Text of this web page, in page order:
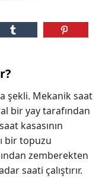
şekli. Mekanik saat
bir yay tarafından
kasasının
bir topuzu
zemberekten
saati çalıştırır.